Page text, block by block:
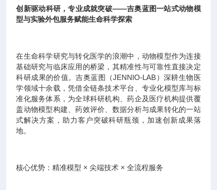
创新驱动科研，专业成就突破——吉奥蓝图一站式动物模
型与实验外包服务赋能生命科学探索
在生命科学研究与转化医学的浪潮中，动物模型作为连接
基础研究与临床应用的桥梁，其精准性与可靠性直接决定
科研成果的价值。吉奥蓝图（JENNIO-LAB）深耕生物医
学领域十余载，凭借全链条技术平台、专业化模型库与标
准化服务体系，为全球科研机构、药企及医疗机构提供覆
盖动物模型构建、药效评价、数据分析与成果转化的一站
式解决方案，助力客户突破科研瓶颈，加速创新成果落
地。
核心优势：精准模型 × 尖端技术 × 全流程服务